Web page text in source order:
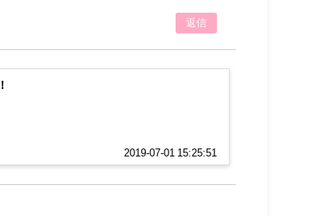
返信
2019-07-01 15:25:51